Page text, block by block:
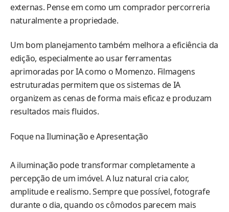
externas. Pense em como um comprador percorreria
naturalmente a propriedade.
Um bom planejamento também melhora a eficiência da
edição, especialmente ao usar ferramentas
aprimoradas por IA como o Momenzo. Filmagens
estruturadas permitem que os sistemas de IA
organizem as cenas de forma mais eficaz e produzam
resultados mais fluidos.
Foque na Iluminação e Apresentação
A iluminação pode transformar completamente a
percepção de um imóvel. A luz natural cria calor,
amplitude e realismo. Sempre que possível, fotografe
durante o dia, quando os cômodos parecem mais